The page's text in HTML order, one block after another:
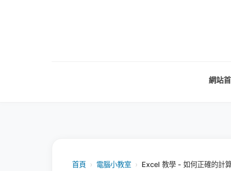
網站
首頁 › 電腦小教室 › Excel 教學 - 如何正確的計